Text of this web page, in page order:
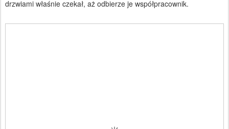
drzwiami właśnie czekał, aż odbierze je współpracownik.